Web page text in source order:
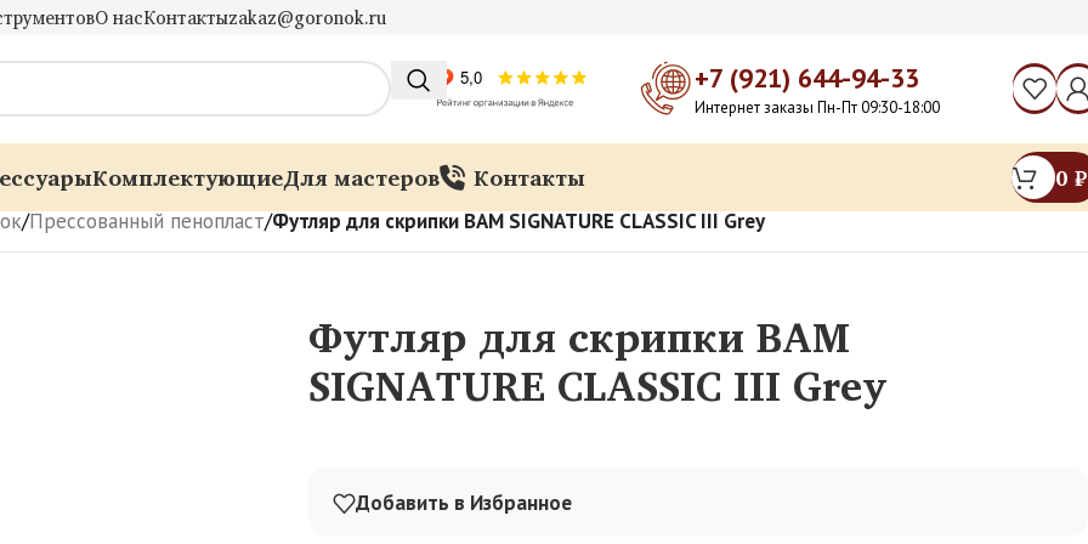
О насКонтактыzakaz@goronok.ru
+7 (921) 644-94-33
Интернет заказы Пн-Пт 09:30-18:00
КомплектующиеДля мастеров Контакты 0 ₽
/Прессованный пенопласт/Футляр для скрипки BAM SIGNATURE CLASSIC III Grey
Футляр для скрипки BAM
SIGNATURE CLASSIC III Grey
Добавить в Избранное